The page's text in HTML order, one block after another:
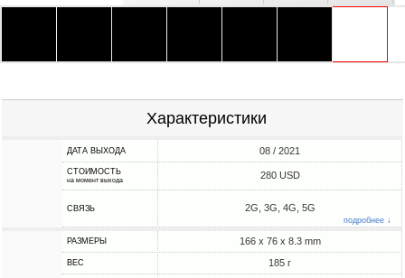
Характеристики
ДАТА ВЫХОДА 08 / 2021
СТОИМОСТЬ
на момент выхода 280 USD
СВЯЗЬ 2G, 3G, 4G, 5G
подробнее ↓
РАЗМЕРЫ 166 x 76 x 8.3 mm
ВЕС 185 г